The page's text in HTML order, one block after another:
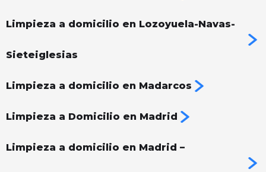
Limpieza a domicilio en Lozoyuela-Navas-
Sieteiglesias
Limpieza a domicilio en Madarcos
Limpieza a Domicilio en Madrid
Limpieza a domicilio en Madrid –